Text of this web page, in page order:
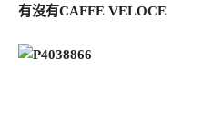
有沒有CAFFE VELOCE